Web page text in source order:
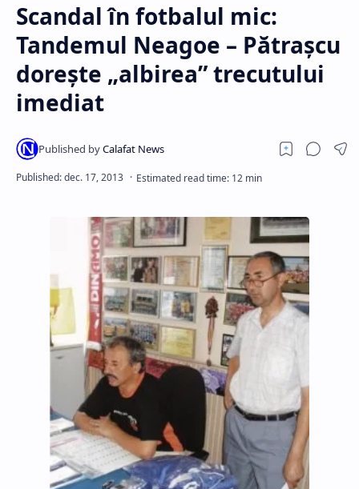
Scandal în fotbalul mic:
Tandemul Neagoe – Pătraşcu
doreşte „albirea” trecutului
imediat